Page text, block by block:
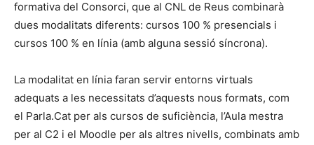
formativa del Consorci, que al CNL de Reus combinarà
dues modalitats diferents: cursos 100 % presencials i
cursos 100 % en línia (amb alguna sessió síncrona).
La modalitat en línia faran servir entorns virtuals
adequats a les necessitats d’aquests nous formats, com
el Parla.Cat per als cursos de suficiència, l’Aula mestra
per al C2 i el Moodle per als altres nivells, combinats amb